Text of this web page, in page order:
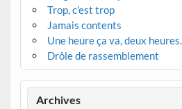
Trop, c’est trop
Jamais contents
Une heure ça va, deux
Drôle de rassemblement
Archives